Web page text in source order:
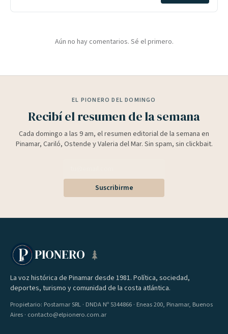
Aún no hay comentarios. Sé el primero.
EL PIONERO DEL DOMINGO
Recibí el resumen de la semana
Cada domingo a las 9 am, el resumen editorial de la semana en
Pinamar, Cariló, Ostende y Valeria del Mar. Sin spam, sin clickbait.
Suscribirme
PIONERO
La voz histórica de Pinamar desde 1981. Política, sociedad,
deportes, turismo y comunidad de la costa atlántica.
Propietario: Postamar SRL · DNDA Nº 5344866 · Eneas 200, Pinamar, Buenos
Aires · contacto@elpionero.com.ar